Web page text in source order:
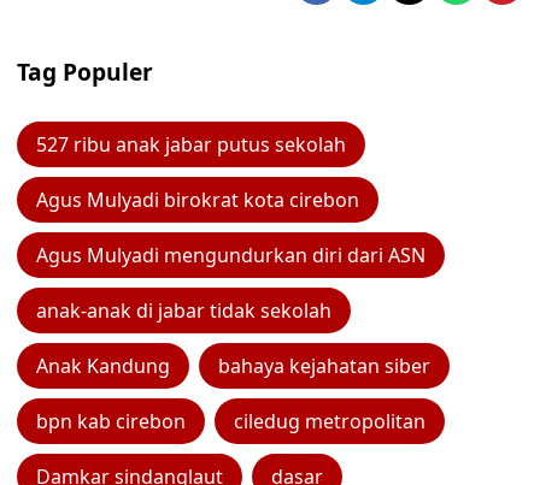
Tag Populer
527 ribu anak jabar putus sekolah
Agus Mulyadi birokrat kota cirebon
Agus Mulyadi mengundurkan diri dari ASN
anak-anak di jabar tidak sekolah
Anak Kandung bahaya kejahatan siber
bpn kab cirebon ciledug metropolitan
Damkar sindanglaut dasar